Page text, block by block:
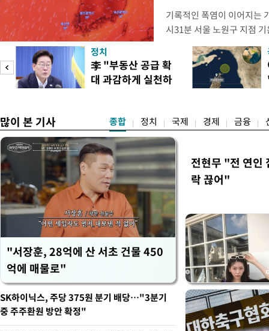
기록적인 폭염이 이어지는
시31분 서울 노원구 지점
어선 것으로 관측됐다. 지
이상의 기온이 관측된 이후
동기상관측장비(AWS) 기
(ASOS)을 기준으로 하는
정치
李 "부동산 공급 확
대 과감하게 실천하
많이 본 기사 종합 정치 국제 경제 금융
"서장훈, 28억에 산 서초 건물 450
억에 매물로"
전현무 "전 연인
락 끊어"
SK하이닉스, 주당 375원 분기 배당…"3분기
중 주주환원 방안 확정"